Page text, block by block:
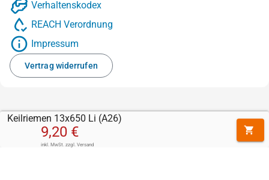
Keilriemen 13x650 Li (A26)
9,20 €
inkl. MwSt. zzgl. Versand
Verhaltenskodex
REACH Verordnung
Impressum
Vertrag widerrufen